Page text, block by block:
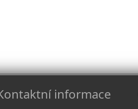
informace